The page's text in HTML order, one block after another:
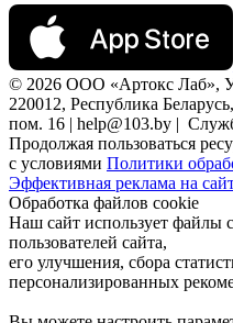
© 2026 ООО «Артокс Лаб»,
220012, Республика
пом. 16 | help@103.by |
Продолжая пользоваться
с условиями Политики
Эффективная реклама на
Обработка файлов cookie
Наш сайт использует файлы
пользователей сайта,
его улучшения, сбора
персонализированных